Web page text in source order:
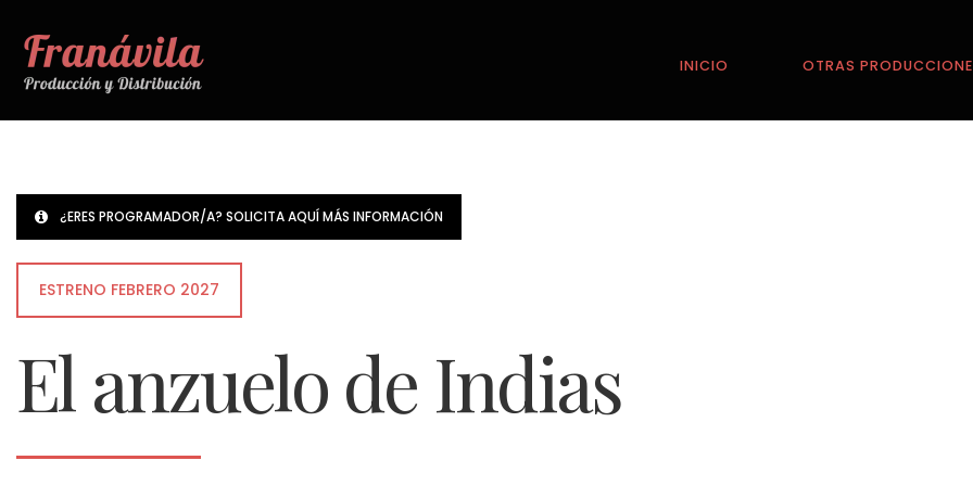
INICIO OTRAS
¿ERES PROGRAMADOR/A? SOLICITA AQUÍ MÁS INFORMACIÓN
ESTRENO FEBRERO 2027
El anzuelo de Indias